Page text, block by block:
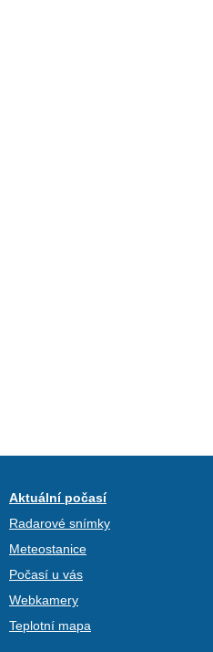
Aktuální počasí
Radarové snímky
Meteostanice
Počasí u vás
Webkamery
Teplotní mapa